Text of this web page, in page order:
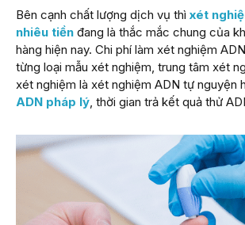
Bên cạnh chất lượng dịch vụ thì xét
nhiêu tiền đang là thắc mắc chung của
hàng hiện nay. Chi phí làm xét nghiệm
từng loại mẫu xét nghiệm, trung tâm xét
xét nghiệm là xét nghiệm ADN tự nguyện
ADN pháp lý, thời gian trả kết quả thử